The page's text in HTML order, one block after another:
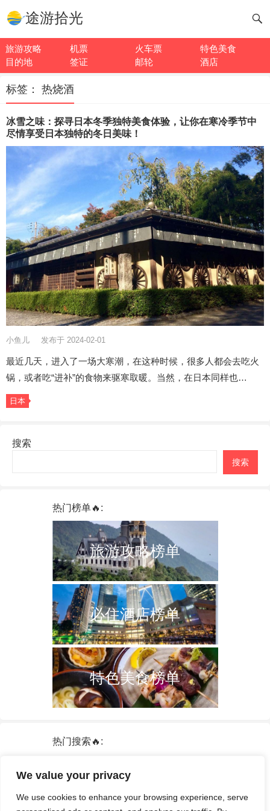
We value your privacy
We use cookies to enhance your browsing experience, serve
途游拾光
旅游攻略 机票 火车票
特色美食
目的地
签证 邮轮 酒店
标签： 热烧酒
冰雪之味：探寻日本冬季独特美食体验，让你在寒冷季节中
尽情享受日本独特的冬日美味！
小鱼儿 发布于 2024-02-01
最近几天，进入了一场大寒潮，在这种时候，很多人都会去吃火
锅，或者吃“进补”的食物来驱寒取暖。当然，在日本同样也…
日本
搜索
搜索
热门榜单🔥:
旅游攻略榜单
必住酒店榜单
特色美食榜单
热门搜索🔥:
泰国
中国 火车票
签证
酒店